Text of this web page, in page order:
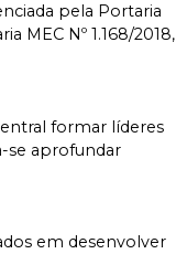
pela Portaria
MEC Nº 1.168/2018,
formar líderes
se aprofundar
em desenvolver